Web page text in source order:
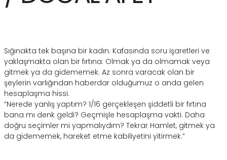
Sığınakta tek başına bir kadın. Kafasında soru işaretleri ve
yaklaşmakta olan bir fırtına. Olmak ya da olmamak veya
gitmek ya da gidememek. Az sonra varacak olan bir
şeylerin varlığından haberdar olduğumuz o anda gelen
hesaplaşma hissi.
“Nerede yanlış yaptım? 1/16 gerçekleşen şiddetli bir fırtına
bana mı denk geldi? Geçmişle hesaplaşma vakti. Daha
doğru seçimler mi yapmalıydım? Tekrar Hamlet, gitmek ya
da gidememek, hareket etme kabiliyetini yitirmek.”